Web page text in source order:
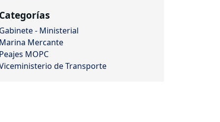
Categorías
Gabinete - Ministerial
Marina Mercante
Peajes MOPC
de Transporte